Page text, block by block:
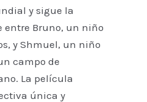
y sigue la
Bruno, un niño
y Shmuel, un niño
campo de
La película
única y